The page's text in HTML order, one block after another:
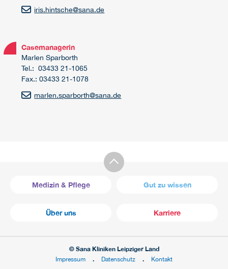
iris.hintsche@sana.de
Casemanagerin
Marlen Sparborth
Tel.: 03433 21-1065
Fax.: 03433 21-1078
marlen.sparborth@sana.de
Medizin & Pflege Gut zu wissen
Über uns Karriere
© Sana Kliniken Leipziger Land
Impressum
Datenschutz Kontakt